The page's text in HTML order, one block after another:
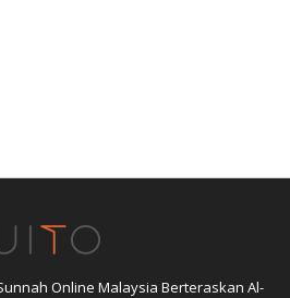
Online Malaysia Berteraskan Al-